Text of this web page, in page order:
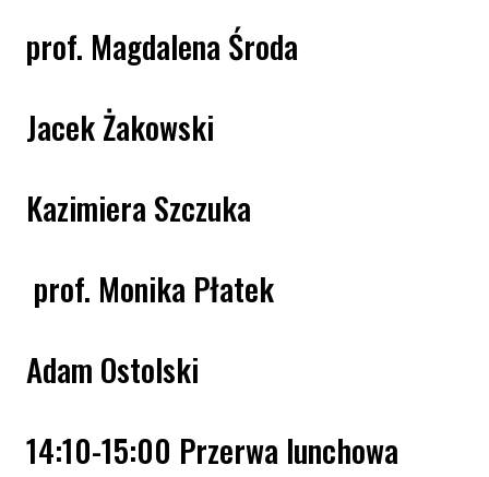
prof. Magdalena Środa
Jacek Żakowski
Kazimiera Szczuka
prof. Monika Płatek
Adam Ostolski
14:10-15:00 Przerwa lunchowa